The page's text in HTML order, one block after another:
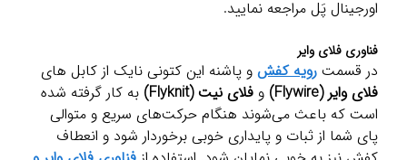
اورجینال پَل مراجعه نمایید.
فناوری فلای وایر
در قسمت رویه کفش و پاشنه این کتونی نایک از کابل های
فلای وایر (Flywire)
و فلای نیت (Flyknit)
به کار گرفته شده
است که باعث می‌شوند هنگام حرکت‌های سریع و متوالی
پای شما از ثبات و پایداری خوبی برخوردار شود و انعطاف